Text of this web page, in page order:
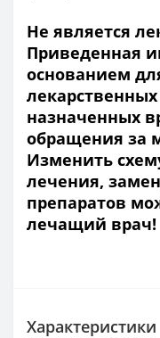
Не является
Приведенная
основанием
назначенных
обращения за
Изменить
лечения,
препаратов
лечащий врач!
Характеристики